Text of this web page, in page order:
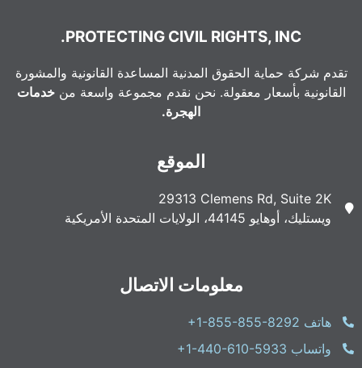
PROTECTING CIVIL RIGHTS, INC.
تقدم شركة حماية الحقوق المدنية المساعدة القانونية والمشورة
القانونية بأسعار معقولة. نحن نقدم مجموعة واسعة منخدمات
الهجرة.
الموقع
29313 Clemens Rd, Suite 2K
ويستليك، أوهايو 44145، الولايات المتحدة الأمريكية
معلومات الاتصال
هاتف +1-855-855-8292
واتساب +1-440-610-5933